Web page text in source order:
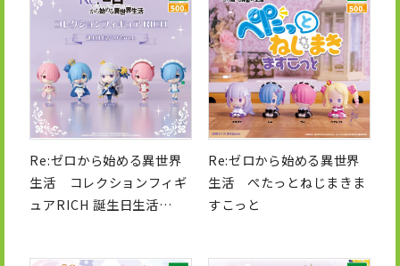
Re:ゼロから始める異世界
生活 コレクションフィギ
ュアRICH 誕生日生活
Re:ゼロから始める異世界
生活 ぺたっとねじまきま
すこっと